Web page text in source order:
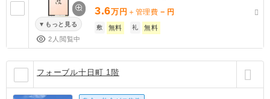
もっと見る
2人閲覧中
3.6万円 ＋管理費 － 円
敷 無料 礼 無料
フォーブル十日町 1階